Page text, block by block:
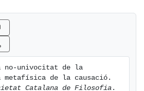
si tenim present tant el llarg
la seva me­tafísica, com la
cartesiana per trobar un a
eficaç.
no-univocitat de la
Catalana de Filosofia .